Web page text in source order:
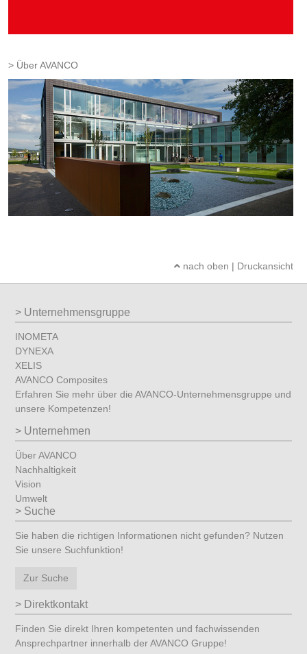
Über AVANCO
nach oben | Druckansicht
Unternehmensgruppe
INOMETA
DYNEXA
XELIS
AVANCO Composites
Erfahren Sie mehr über die AVANCO-Unternehmensgruppe und
unsere Kompetenzen!
Unternehmen
Über AVANCO
Nachhaltigkeit
Vision
Umwelt
Suche
Sie haben die richtigen Informationen nicht gefunden? Nutzen
Sie unsere Suchfunktion!
Zur Suche
Direktkontakt
Finden Sie direkt Ihren kompetenten und fachwissenden
Ansprechpartner innerhalb der AVANCO Gruppe!